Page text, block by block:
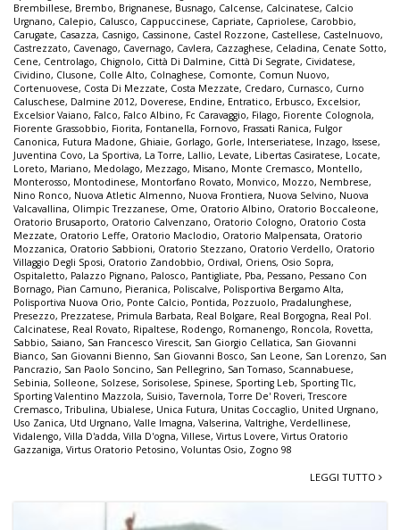
Brembillese, Brembo, Brignanese, Busnago, Calcense, Calcinatese, Calcio
Urgnano, Calepio, Calusco, Cappuccinese, Capriate, Capriolese, Carobbio,
Carugate, Casazza, Casnigo, Cassinone, Castel Rozzone, Castellese, Castelnuovo,
Castrezzato, Cavenago, Cavernago, Cavlera, Cazzaghese, Celadina, Cenate Sotto,
Cene, Centrolago, Chignolo, Città Di Dalmine, Città Di Segrate, Cividatese,
Cividino, Clusone, Colle Alto, Colnaghese, Comonte, Comun Nuovo,
Cortenuovese, Costa Di Mezzate, Costa Mezzate, Credaro, Curnasco, Curno
Caluschese, Dalmine 2012, Doverese, Endine, Entratico, Erbusco, Excelsior,
Excelsior Vaiano, Falco, Falco Albino, Fc Caravaggio, Filago, Fiorente Colognola,
Fiorente Grassobbio, Fiorita, Fontanella, Fornovo, Frassati Ranica, Fulgor
Canonica, Futura Madone, Ghiaie, Gorlago, Gorle, Interseriatese, Inzago, Issese,
Juventina Covo, La Sportiva, La Torre, Lallio, Levate, Libertas Casiratese, Locate,
Loreto, Mariano, Medolago, Mezzago, Misano, Monte Cremasco, Montello,
Monterosso, Montodinese, Montorfano Rovato, Monvico, Mozzo, Nembrese,
Nino Ronco, Nuova Atletic Almenno, Nuova Frontiera, Nuova Selvino, Nuova
Valcavallina, Olimpic Trezzanese, Ome, Oratorio Albino, Oratorio Boccaleone,
Oratorio Brusaporto, Oratorio Calvenzano, Oratorio Cologno, Oratorio Costa
Mezzate, Oratorio Leffe, Oratorio Maclodio, Oratorio Malpensata, Oratorio
Mozzanica, Oratorio Sabbioni, Oratorio Stezzano, Oratorio Verdello, Oratorio
Villaggio Degli Sposi, Oratorio Zandobbio, Ordival, Oriens, Osio Sopra,
Ospitaletto, Palazzo Pignano, Palosco, Pantigliate, Pba, Pessano, Pessano Con
Bornago, Pian Camuno, Pieranica, Poliscalve, Polisportiva Bergamo Alta,
Polisportiva Nuova Orio, Ponte Calcio, Pontida, Pozzuolo, Pradalunghese,
Presezzo, Prezzatese, Primula Barbata, Real Bolgare, Real Borgogna, Real Pol.
Calcinatese, Real Rovato, Ripaltese, Rodengo, Romanengo, Roncola, Rovetta,
Sabbio, Saiano, San Francesco Virescit, San Giorgio Cellatica, San Giovanni
Bianco, San Giovanni Bienno, San Giovanni Bosco, San Leone, San Lorenzo, San
Pancrazio, San Paolo Soncino, San Pellegrino, San Tomaso, Scannabuese,
Sebinia, Solleone, Solzese, Sorisolese, Spinese, Sporting Leb, Sporting Tlc,
Sporting Valentino Mazzola, Suisio,Tavernola,Torre De' Roveri,Trescore
Cremasco,Tribulina, Ubialese, Unica Futura, Unitas Coccaglio, United Urgnano,
Uso Zanica, Utd Urgnano, Valle Imagna, Valserina, Valtrighe, Verdellinese,
Vidalengo, Villa D'adda, Villa D'ogna, Villese, Virtus Lovere, Virtus Oratorio
Gazzaniga, Virtus Oratorio Petosino, Voluntas Osio, Zogno 98
LEGGI TUTTO